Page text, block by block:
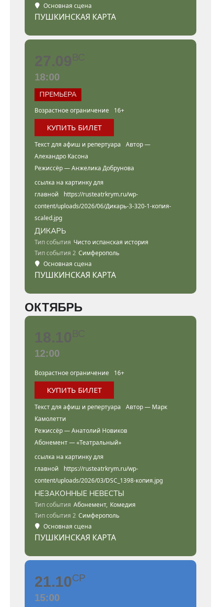
Основная сцена
ПУШКИНСКАЯ КАРТА
27.09ВС
18:00
ПРЕМЬЕРА
Возрастное ограничение 16+
КУПИТЬ БИЛЕТ
Текст для афиш и репертуара
Автор —
Алехандро Касона
Режиссёр — Анжелика Добрунова
ссылка на картинку для
главной
https://rusteatrkrym.ru/wp-
content/uploads/2026/06/Дикарь-3-320-1-копия-
scaled.jpg
ДИКАРЬ
Тип события Чисто испанская история
Тип события 2 Симферополь
Основная сцена
ПУШКИНСКАЯ КАРТА
ОКТЯБРЬ
18.10ВС
12:00
Возрастное ограничение 16+
КУПИТЬ БИЛЕТ
Текст для афиш и репертуара
Автор — Марк
Камолетти
Режиссёр — Анатолий Новиков
Абонемент — «Театральный»
ссылка на картинку для
главной
https://rusteatrkrym.ru/wp-
content/uploads/2026/03/DSC_1398-копия.jpg
НЕЗАКОННЫЕ НЕВЕСТЫ
Тип события Абонемент, Комедия
Тип события 2 Симферополь
Основная сцена
ПУШКИНСКАЯ КАРТА
21.10СР
15:00